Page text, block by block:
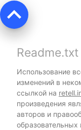
keyboard_arrow_up
Readme.txt
Использование
изменений в
ссылкой на
произведения
авторов и